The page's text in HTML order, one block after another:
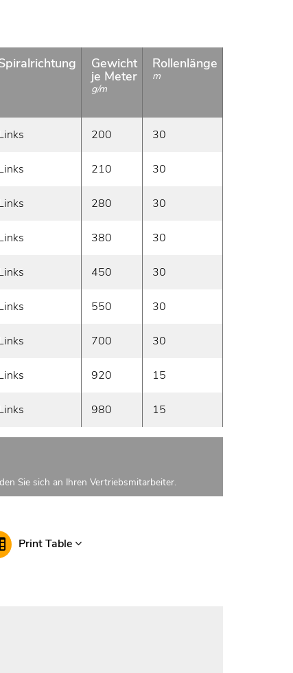
Gewicht
je Meter
g/m
Rollenlänge
m
200 30
210 30
280 30
380 30
450 30
550 30
700 30
920 15
980 15
Sie sich an Ihren Vertriebsmitarbeiter.
Print Table